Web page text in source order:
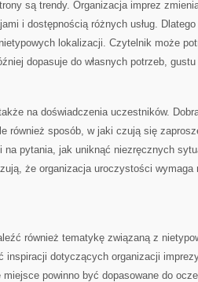
są trendy. Organizacja imprez
i dostępnością różnych usług.
lokalizacji. Czytelnik może
dopasuje do własnych potrzeb,
na doświadczenia uczestników.
również sposób, w jaki czują się
na pytania, jak uniknąć niezręcznych
że organizacja uroczystości
również tematykę związaną z
inspiracji dotyczących organizacji
powinno być dopasowane do